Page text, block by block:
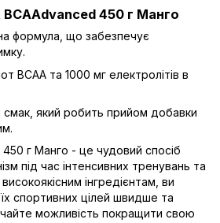
450 г Манго
формула, що забезпечує
BCAA та 1000 мг електролітів в
який робить прийом добавки
г Манго - це чудовий спосіб
під час інтенсивних тренувань та
інгредієнтам, ви
спортивних цілей швидше та
можливість покращити свою